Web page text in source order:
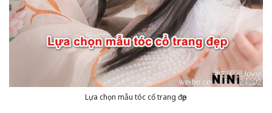
Lựa chọn mẫu tóc cổ trang đẹp